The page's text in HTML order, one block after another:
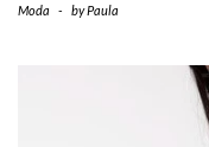
Moda - byPaula